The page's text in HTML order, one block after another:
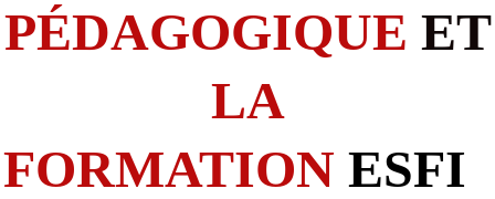
PÉDAGOGIQUE ET
LA
FORMATION ESFI